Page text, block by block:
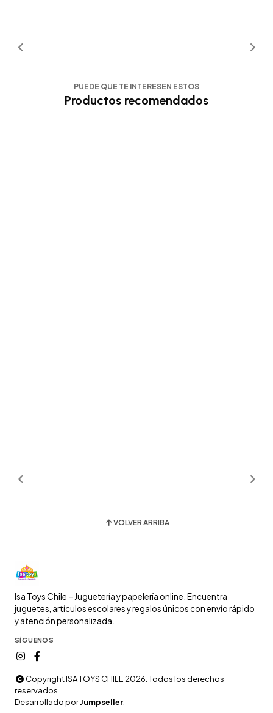
PUEDE QUE TE INTERESEN ESTOS
Productos recomendados
VOLVER ARRIBA
Isa Toys Chile – Juguetería y papelería online. Encuentra
juguetes, artículos escolares y regalos únicos con envío rápido
y atención personalizada.
SÍGUENOS
Copyright ISA TOYS CHILE 2026. Todos los derechos
reservados.
Desarrollado porJumpseller